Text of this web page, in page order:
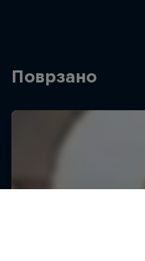
Поврзано